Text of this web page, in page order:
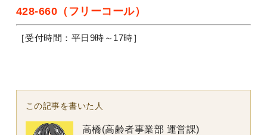
428-660（フリーコール）
［受付時間：平日9時～17時］
この記事を書いた人
高橋(高齢者事業部 運営課)